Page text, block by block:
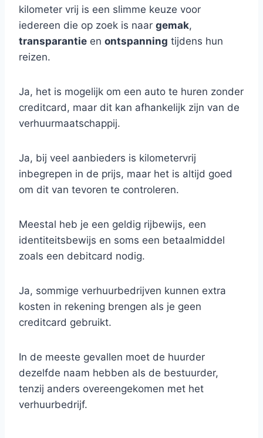
kilometer vrij is een slimme keuze voor
iedereen die op zoek is naar gemak,
transparantie en ontspanning tijdens hun
reizen.
Ja, het is mogelijk om een auto te huren zonder
creditcard, maar dit kan afhankelijk zijn van de
verhuurmaatschappij.
Ja, bij veel aanbieders is kilometervrij
inbegrepen in de prijs, maar het is altijd goed
om dit van tevoren te controleren.
Meestal heb je een geldig rijbewijs, een
identiteitsbewijs en soms een betaalmiddel
zoals een debitcard nodig.
Ja, sommige verhuurbedrijven kunnen extra
kosten in rekening brengen als je geen
creditcard gebruikt.
In de meeste gevallen moet de huurder
dezelfde naam hebben als de bestuurder,
tenzij anders overeengekomen met het
verhuurbedrijf.